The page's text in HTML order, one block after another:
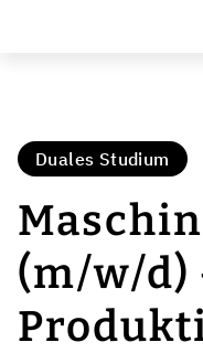
Duales Studium
(m/w/d)